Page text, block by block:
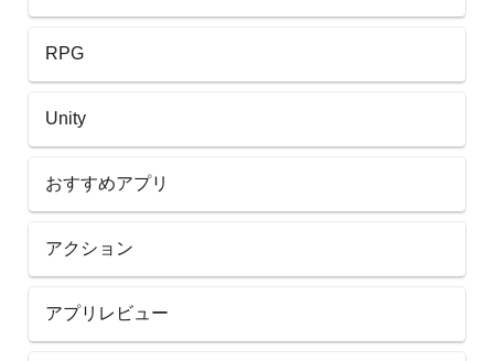
RPG
Unity
おすすめアプリ
アクション
アプリレビュー